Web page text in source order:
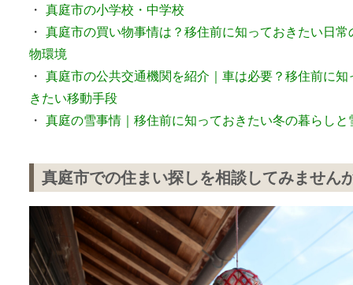
・
真庭市の小学校・中学校
・
真庭市の買い物事情は？移住前に知っておきたい日常
物環境
・
真庭市の公共交通機関を紹介｜車は必要？移住前に知
きたい移動手段
・
真庭の雪事情｜移住前に知っておきたい冬の暮らしと
真庭市での住まい探しを相談してみません